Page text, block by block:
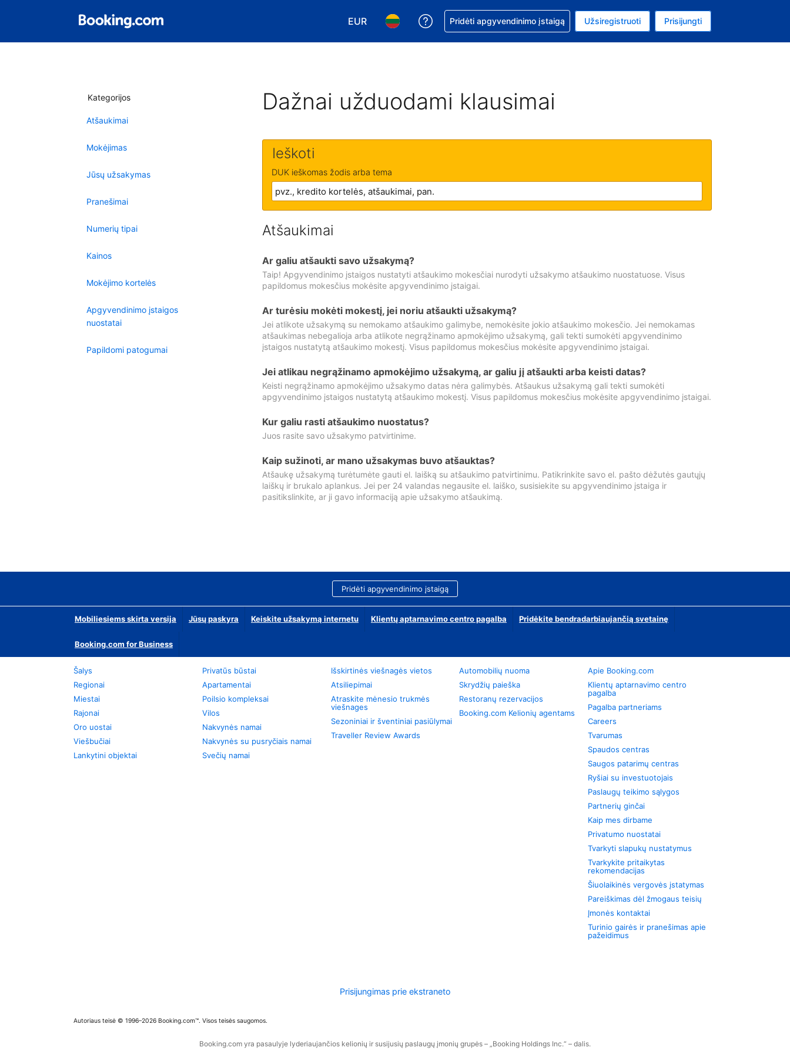
EUR
Pasirinkite valiutą. Jūsų pasirinkta valiuta: Euras
Pasirinkite kalbą. Jūsų pasirinkta kalba: Lietuvių
Pagalba dėl užsakymo
Pridėti apgyvendinimo įstaigą Užsiregistruoti Prisijungti
Kategorijos
Atšaukimai
Mokėjimas
Jūsų užsakymas
Pranešimai
Numerių tipai
Kainos
Mokėjimo kortelės
Apgyvendinimo įstaigos
nuostatai
Papildomi patogumai
Dažnai užduodami klausimai
Ieškoti
DUK ieškomas žodis arba tema
Atšaukimai
Ar galiu atšaukti savo užsakymą?
Taip! Apgyvendinimo įstaigos nustatyti atšaukimo mokesčiai nurodyti užsakymo atšaukimo nuostatuose. Visus
papildomus mokesčius mokėsite apgyvendinimo įstaigai.
Ar turėsiu mokėti mokestį, jei noriu atšaukti užsakymą?
Jei atlikote užsakymą su nemokamo atšaukimo galimybe, nemokėsite jokio atšaukimo mokesčio. Jei nemokamas
atšaukimas nebegalioja arba atlikote negrąžinamo apmokėjimo užsakymą, gali tekti sumokėti apgyvendinimo
įstaigos nustatytą atšaukimo mokestį. Visus papildomus mokesčius mokėsite apgyvendinimo įstaigai.
Jei atlikau negrąžinamo apmokėjimo užsakymą, ar galiu jį atšaukti arba keisti datas?
Keisti negrąžinamo apmokėjimo užsakymo datas nėra galimybės. Atšaukus užsakymą gali tekti sumokėti
apgyvendinimo įstaigos nustatytą atšaukimo mokestį. Visus papildomus mokesčius mokėsite apgyvendinimo įstaigai.
Kur galiu rasti atšaukimo nuostatus?
Juos rasite savo užsakymo patvirtinime.
Kaip sužinoti, ar mano užsakymas buvo atšauktas?
Atšaukę užsakymą turėtumėte gauti el. laišką su atšaukimo patvirtinimu. Patikrinkite savo el. pašto dėžutės gautųjų
laiškų ir brukalo aplankus. Jei per 24 valandas negausite el. laiško, susisiekite su apgyvendinimo įstaiga ir
pasitikslinkite, ar ji gavo informaciją apie užsakymo atšaukimą.
Pridėti apgyvendinimo įstaigą
Mobiliesiems skirta versija Jūsų paskyra Keiskite užsakymą internetu Klientų aptarnavimo centro pagalba Pridėkite bendradarbiaujančią svetainę
Booking.com for Business
Šalys
Regionai
Miestai
Rajonai
Oro uostai
Viešbučiai
Lankytini objektai
Privatūs būstai
Apartamentai
Poilsio kompleksai
Vilos
Nakvynės namai
Nakvynės su pusryčiais namai
Svečių namai
Išskirtinės viešnagės vietos
Atsiliepimai
Atraskite mėnesio trukmės
viešnages
Sezoniniai ir šventiniai pasiūlymai
Traveller Review Awards
Automobilių nuoma
Skrydžių paieška
Restoranų rezervacijos
Booking.com Kelionių agentams
Apie Booking.com
Klientų aptarnavimo centro
pagalba
Pagalba partneriams
Careers
Tvarumas
Spaudos centras
Saugos patarimų centras
Ryšiai su investuotojais
Paslaugų teikimo sąlygos
Partnerių ginčai
Kaip mes dirbame
Privatumo nuostatai
Tvarkyti slapukų nustatymus
Tvarkykite pritaikytas
rekomendacijas
Šiuolaikinės vergovės įstatymas
Pareiškimas dėl žmogaus teisių
Įmonės kontaktai
Turinio gairės ir pranešimas apie
pažeidimus
Prisijungimas prie ekstraneto
Autoriaus teisė © 1996–2026 Booking.com™. Visos teisės saugomos.
Booking.com yra pasaulyje lyderiaujančios kelionių ir susijusių paslaugų įmonių grupės – „Booking Holdings Inc.“ – dalis.